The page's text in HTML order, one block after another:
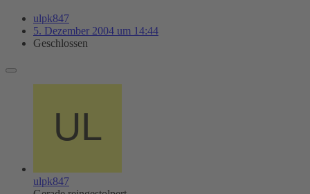
ulpk847
5. Dezember 2004 um 14:44
Geschlossen
ulpk847